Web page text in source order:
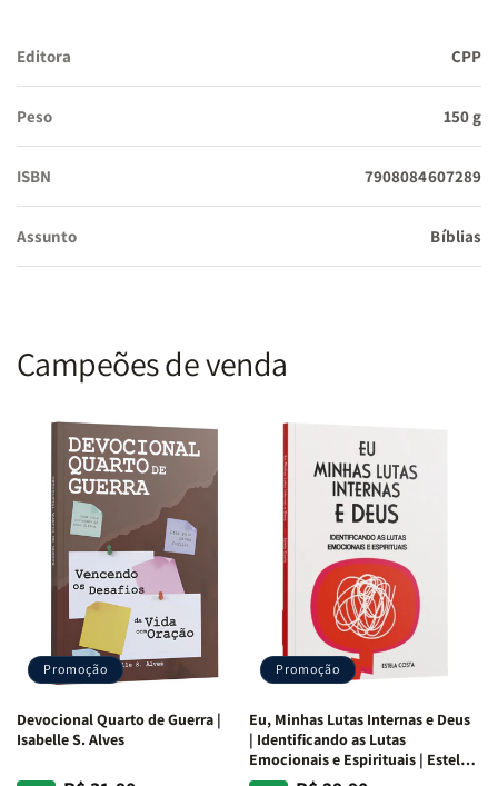
Editora CPP
Peso 150 g
ISBN 7908084607289
Assunto Bíblias
Campeões de venda
Promoção
Devocional Quarto de Guerra |
Isabelle S. Alves
Promoção
Eu, Minhas Lutas Internas e Deus
| Identificando as Lutas
Emocionais e Espirituais | Estela
Costa